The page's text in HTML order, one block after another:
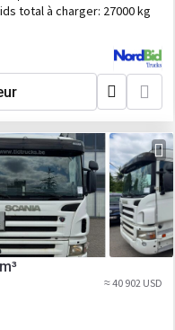
total à charger: 27000 kg
≈ 40 902 USD